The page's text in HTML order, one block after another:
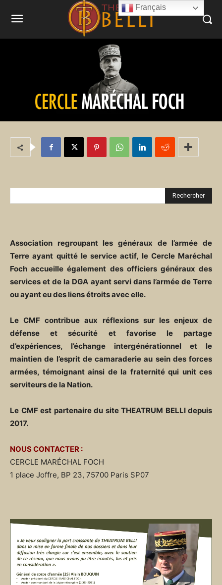
Rechercher
Association regroupant les généraux de l’armée de
Terre ayant quitté le service actif, le Cercle Maréchal
Foch accueille également des officiers généraux des
services et de la DGA ayant servi dans l’armée de Terre
ou ayant eu des liens étroits avec elle.
Le CMF contribue aux réflexions sur les enjeux de
défense et sécurité et favorise le partage
d’expériences, l’échange intergénérationnel et le
maintien de l’esprit de camaraderie au sein des forces
armées, témoignant ainsi de la fraternité qui unit ces
serviteurs de la Nation.
Le CMF est partenaire du site THEATRUM BELLI depuis
2017.
NOUS CONTACTER :
CERCLE MARÉCHAL FOCH
1 place Joffre, BP 23, 75700 Paris SP07
Français